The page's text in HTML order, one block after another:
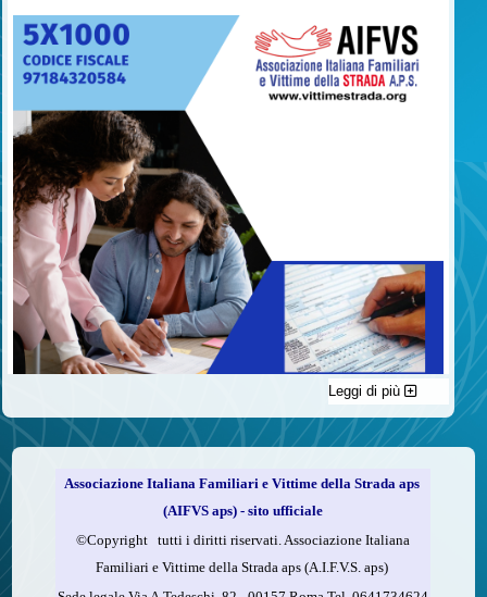
C'è un modo di contribuire alle attività dell’A.I.F.V.S. a favore
delle vittime della strada e per dare giustizia ai superstiti ed ai
loro familiari che non costa nulla: devolvere il 5 per mille della
Compila la scheda CUD o del modello 730.
Firma nel riquadro indicato come “Sostegno delle
organizzazioni non lucrative di utilità sociale, delle associazioni
Leggi di più
Associazione Italiana Familiari e Vittime della Strada aps
(AIFVS aps) - sito ufficiale
©​Copyright tutti i diritti riservati. Associazione Italiana
Familiari e Vittime della Strada aps (A.I.F.V.S. aps)